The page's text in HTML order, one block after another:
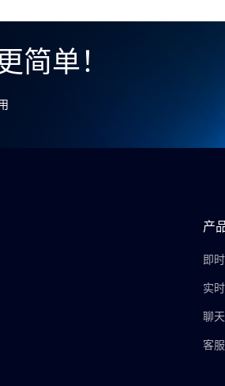
简单！
产
即
实
聊
客